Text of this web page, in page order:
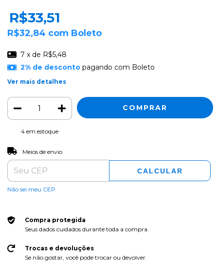
R$33,51
R$32,84 com Boleto
7 x de R$5,48
2% de descontopagando com Boleto
Ver mais detalhes
4em estoque
Entregas para o CEP:
Meios de envio
CALCULAR
Não sei meu CEP
Compra protegida
Seus dados cuidados durante toda a compra.
Trocas e devoluções
Se não gostar, você pode trocar ou devolver.